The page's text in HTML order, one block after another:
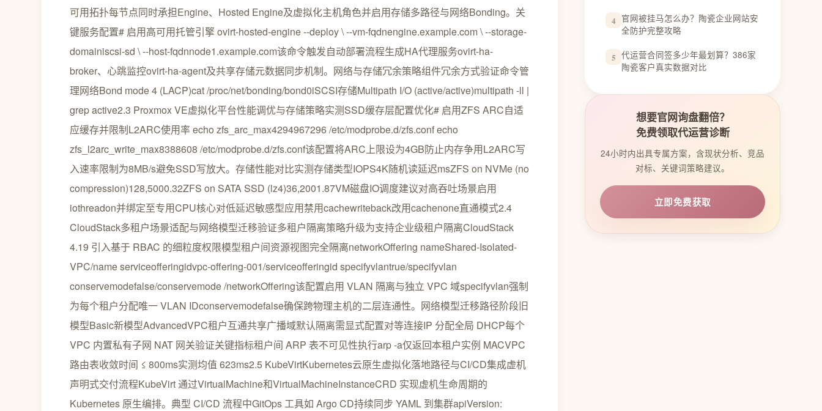
可用拓扑每节点同时承担Engine、Hosted Engine及虚拟化主机角色并启用存储多路径与网络Bonding。关
键服务配置# 启用高可用托管引擎 ovirt-hosted-engine --deploy \ --vm-fqdnengine.example.com \ --storage-
domainiscsi-sd \ --host-fqdnnode1.example.com该命令触发自动部署流程生成HA代理服务ovirt-ha-
broker、心跳监控ovirt-ha-agent及共享存储元数据同步机制。网络与存储冗余策略组件冗余方式验证命令管
理网络Bond mode 4 (LACP)cat /proc/net/bonding/bond0iSCSI存储Multipath I/O (active/active)multipath -ll |
grep active2.3 Proxmox VE虚拟化平台性能调优与存储策略实测SSD缓存层配置优化# 启用ZFS ARC自适
应缓存并限制L2ARC使用率 echo zfs_arc_max4294967296 /etc/modprobe.d/zfs.conf echo
zfs_l2arc_write_max8388608 /etc/modprobe.d/zfs.conf该配置将ARC上限设为4GB防止内存争用L2ARC写
入速率限制为8MB/s避免SSD写放大。存储性能对比实测存储类型IOPS4K随机读延迟msZFS on NVMe (no
compression)128,5000.32ZFS on SATA SSD (lz4)36,2001.87VM磁盘IO调度建议对高吞吐场景启用
iothreadon并绑定至专用CPU核心对低延迟敏感型应用禁用cachewriteback改用cachenone直通模式2.4
CloudStack多租户场景适配与网络模型迁移验证多租户隔离策略升级为支持企业级租户隔离CloudStack
4.19 引入基于 RBAC 的细粒度权限模型租户间资源视图完全隔离networkOffering nameShared-Isolated-
VPC/name serviceofferingidvpc-offering-001/serviceofferingid specifyvlantrue/specifyvlan
conservemodefalse/conservemode /networkOffering该配置启用 VLAN 隔离与独立 VPC 域specifyvlan强制
为每个租户分配唯一 VLAN IDconservemodefalse确保跨物理主机的二层连通性。网络模型迁移路径阶段旧
模型Basic新模型AdvancedVPC租户互通共享广播域默认隔离需显式配置对等连接IP 分配全局 DHCP每个
VPC 内置私有子网 NAT 网关验证关键指标租户间 ARP 表不可见性执行arp -a仅返回本租户实例 MACVPC
路由表收敛时间 ≤ 800ms实测均值 623ms2.5 KubeVirtKubernetes云原生虚拟化落地路径与CI/CD集成虚机
声明式交付流程KubeVirt 通过VirtualMachine和VirtualMachineInstanceCRD 实现虚机生命周期的
Kubernetes 原生编排。典型 CI/CD 流程中GitOps 工具如 Argo CD持续同步 YAML 到集群apiVersion:
4 官网被挂马怎么办？陶瓷企业网站安
全防护完整攻略
5 代运营合同签多少年最划算？386家
陶瓷客户真实数据对比
想要官网询盘翻倍？
免费领取代运营诊断
24小时内出具专属方案，含现状分析、竞品
对标、关键词策略建议。
立即免费获取